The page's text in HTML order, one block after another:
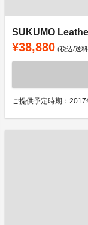
SUKUMO
¥38,880 (税込/送
ご提供予定時期：2017